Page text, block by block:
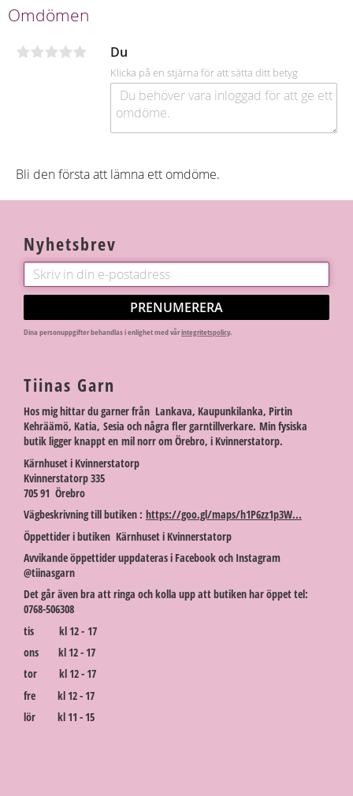
b
o
k
Omdömen
Du
Klicka på en stjärna för att sätta ditt betyg
Bli den första att lämna ett omdöme.
Nyhetsbrev
PRENUMERERA
Dina personuppgifter behandlas i enlighet med vårintegritetspolicy.
Tiinas Garn
Hos mig hittar du garner från Lankava, Kaupunkilanka, Pirtin
Kehräämö, Katia, Sesia och några fler garntillverkare. Min fysiska
butik ligger knappt en mil norr om Örebro, i Kvinnerstatorp.
Kärnhuset i Kvinnerstatorp
Kvinnerstatorp 335
705 91 Örebro
Vägbeskrivning till butiken : https://goo.gl/maps/h1P6zz1p3W...
Öppettider i butiken Kärnhuset i Kvinnerstatorp
Avvikande öppettider uppdateras i Facebook och Instagram
@tiinasgarn
Det går även bra att ringa och kolla upp att butiken har öppet tel:
0768-506308
tis kl 12 - 17
ons kl 12 - 17
tor kl 12 - 17
fre kl 12 - 17
lör kl 11 - 15